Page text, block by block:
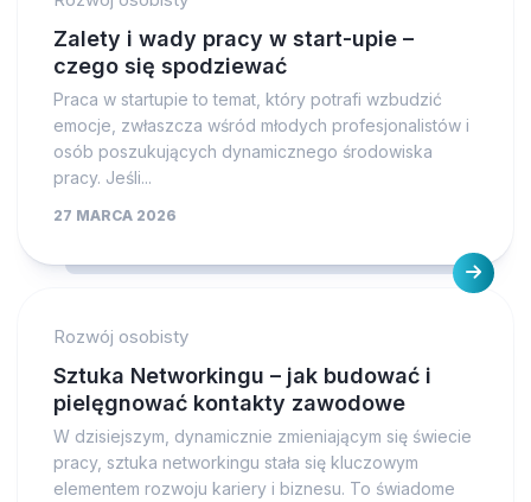
Zalety i wady pracy w start-upie –
czego się spodziewać
Praca w startupie to temat, który potrafi wzbudzić
emocje, zwłaszcza wśród młodych profesjonalistów i
osób poszukujących dynamicznego środowiska
pracy. Jeśli...
27 MARCA 2026
Rozwój osobisty
Sztuka Networkingu – jak budować i
pielęgnować kontakty zawodowe
W dzisiejszym, dynamicznie zmieniającym się świecie
pracy, sztuka networkingu stała się kluczowym
elementem rozwoju kariery i biznesu. To świadome